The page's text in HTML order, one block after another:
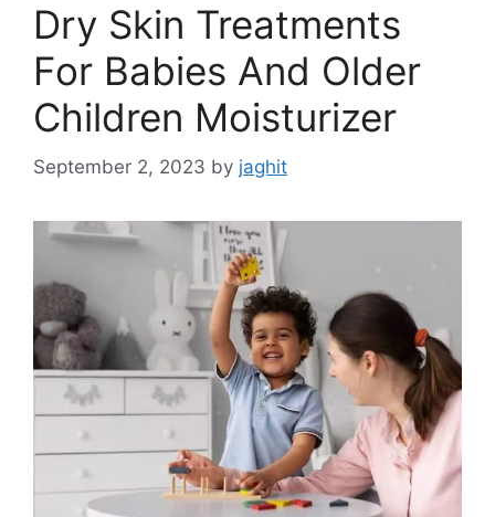
Dry Skin Treatments
For Babies And Older
Children Moisturizer
September 2, 2023 by jaghit